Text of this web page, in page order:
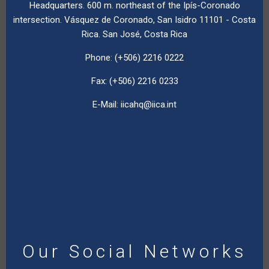
Headquarters. 600 m. northeast of the Ipís-Coronado
intersection. Vásquez de Coronado, San Isidro 11101 - Costa
Rica. San José, Costa Rica
Phone: (+506) 2216 0222
Fax: (+506) 2216 0233
E-Mail: iicahq@iica.int
Our Social Networks